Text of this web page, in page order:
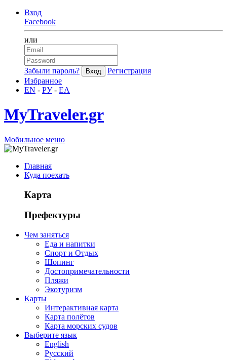
Вход
Facebook
или
Забыли пароль?
Регистрация
Избранное
EN - РУ- ΕΛ
MyTraveler.gr
Мобильное меню
Главная
Куда поехать
Карта
Префектуры
Чем заняться
Еда и напитки
Спорт и Отдых
Шопинг
Достопримечательности
Пляжи
Экотуризм
Карты
Интерактивная карта
Карта полётов
Карта морских судов
Выберите язык
English
Русский